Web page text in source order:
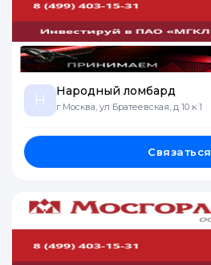
Н
Народный ломбард
г Москва, ул Братеевская, д 10 к 1
Связаться